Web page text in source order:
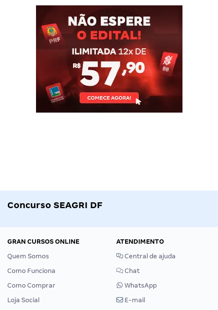
Concurso SEAGRI DF
GRAN CURSOS ONLINE
Quem Somos
Como Funciona
Como Comprar
Loja Social
ATENDIMENTO
Central de ajuda
Chat
WhatsApp
E-mail